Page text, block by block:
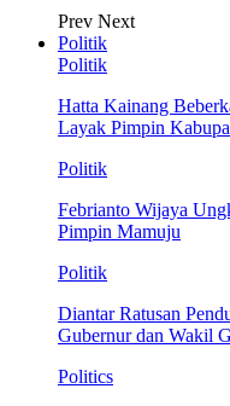
Prev Next
Politik
Politik
Hatta Kainang
Layak Pimpin
Politik
Febrianto Wijaya
Pimpin Mamuju
Politik
Diantar Ratusan
Gubernur dan Wakil
Politics